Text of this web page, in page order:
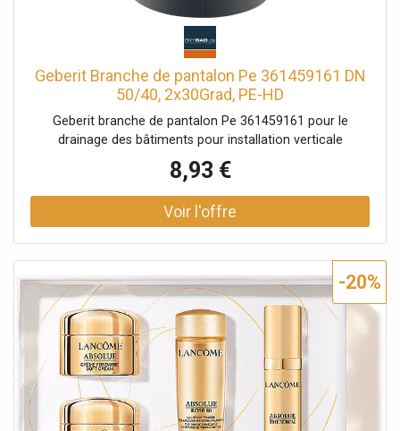
Geberit Branche de pantalon Pe 361459161 DN
50/40, 2x30Grad, PE-HD
Geberit branche de pantalon Pe 361459161 pour le
drainage des bâtiments pour installation verticale
8,93 €
-20%